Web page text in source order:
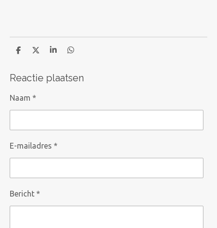
D
e
D
l
S
r
D
e
Reactie plaatsen
Naam *
E-mailadres *
Bericht *